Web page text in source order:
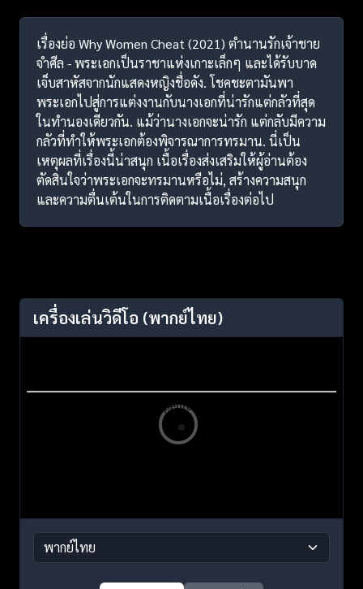
เรื่องย่อ Why Women Cheat (2021) ตำนานรักเจ้าชาย
จำศีล - พระเอกเป็นราชาแห่งเกาะเล็กๆ และได้รับบาด
เจ็บสาหัสจากนักแสดงหญิงชื่อดัง. โชคชะตามันพา
พระเอกไปสู่การแต่งงานกับนางเอกที่น่ารักแต่กลัวที่สุด
ในทำนองเดียวกัน. แม้ว่านางเอกจะน่ารัก แต่กลับมีความ
กลัวที่ทำให้พระเอกต้องพิจารณาการทรมาน. นี่เป็น
เหตุผลที่เรื่องนี้น่าสนุก เนื้อเรื่องส่งเสริมให้ผู้อ่านต้อง
ตัดสินใจว่าพระเอกจะทรมานหรือไม่, สร้างความสนุก
และความตื่นเต้นในการติดตามเนื้อเรื่องต่อไป
เครื่องเล่นวิดีโอ (พากย์ไทย)